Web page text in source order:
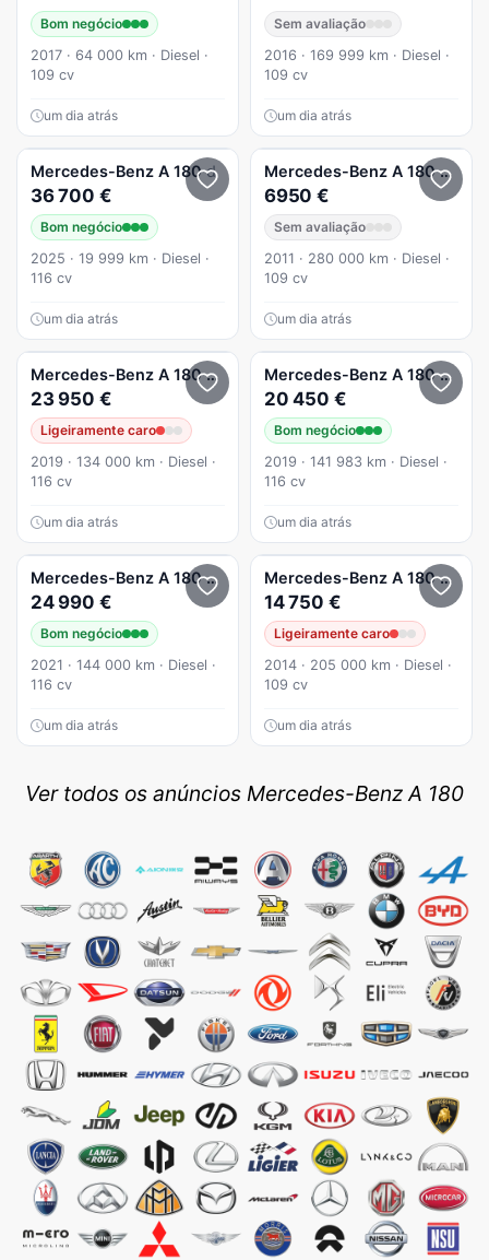
Bom negócio
2017 · 64 000 km · Diesel ·
109 cv
um dia atrás
Sem avaliação
2016 · 169 999 km · Diesel ·
109 cv
um dia atrás
Mercedes-Benz A 180 d
36 700 €
Bom negócio
2025 · 19 999 km · Diesel ·
116 cv
um dia atrás
Mercedes-Benz A 180 CDI
6950 €
Sem avaliação
2011 · 280 000 km · Diesel ·
109 cv
um dia atrás
Mercedes-Benz A 180 d AMG Line Aut.
23 950 €
Ligeiramente caro
2019 · 134 000 km · Diesel ·
116 cv
um dia atrás
Mercedes-Benz A 180 d
20 450 €
Bom negócio
2019 · 141 983 km · Diesel ·
116 cv
um dia atrás
Mercedes-Benz A 180 d Progressive Aut.
24 990 €
Bom negócio
2021 · 144 000 km · Diesel ·
116 cv
um dia atrás
Mercedes-Benz A 180 d
14 750 €
Ligeiramente caro
2014 · 205 000 km · Diesel ·
109 cv
um dia atrás
Ver todos os anúncios Mercedes-Benz A 180